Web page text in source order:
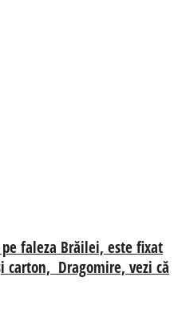
faleza Brăilei, este fixat
carton, Dragomire, vezi că